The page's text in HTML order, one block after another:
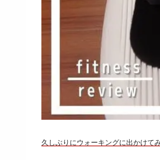
久しぶりにウォーキングに出かけて